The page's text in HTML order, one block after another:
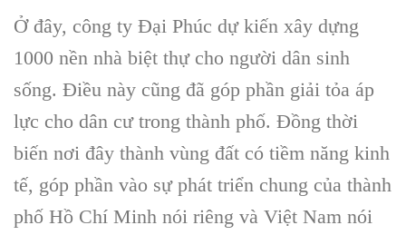
Ở đây, công ty Đại Phúc dự kiến xây dựng
1000 nền nhà biệt thự cho người dân sinh
sống. Điều này cũng đã góp phần giải tỏa áp
lực cho dân cư trong thành phố. Đồng thời
biến nơi đây thành vùng đất có tiềm năng kinh
tế, góp phần vào sự phát triển chung của thành
phố Hồ Chí Minh nói riêng và Việt Nam nói